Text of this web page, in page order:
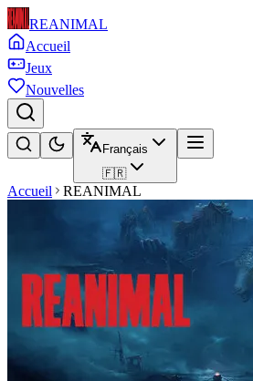
REANIMAL
Accueil
Jeux
Nouvelles
Français
🇫🇷
Accueil REANIMAL